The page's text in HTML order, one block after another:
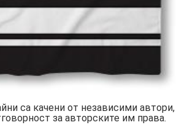
са качени от независими автори,
за авторските им права.